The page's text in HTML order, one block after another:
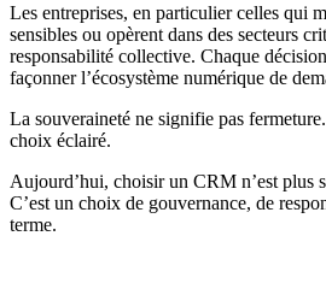
Les entreprises, en particulier celles qui
sensibles ou opèrent dans des secteurs
responsabilité collective. Chaque
façonner l’écosystème numérique de
La souveraineté ne signifie pas
choix éclairé.
Aujourd’hui, choisir un CRM n’est plus
C’est un choix de gouvernance, de
terme.